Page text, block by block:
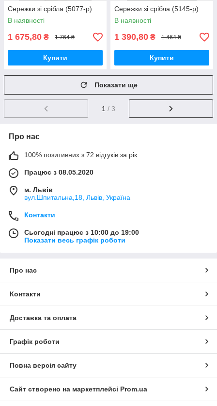
Сережки зі срібла (5077-р)
В наявності
1 675,80 ₴ 1 764 ₴
Купити
Сережки зі срібла (5145-р)
В наявності
1 390,80 ₴ 1 464 ₴
Купити
Показати ще
1 / 3
Про нас
100% позитивних з 72 відгуків за рік
Працює з 08.05.2020
м. Львів
вул.Шпитальна,18, Львів, Україна
Контакти
Сьогодні працює з 10:00 до 19:00
Показати весь графік роботи
Про нас
Контакти
Доставка та оплата
Графік роботи
Повна версія сайту
Сайт створено на маркетплейсі Prom.ua